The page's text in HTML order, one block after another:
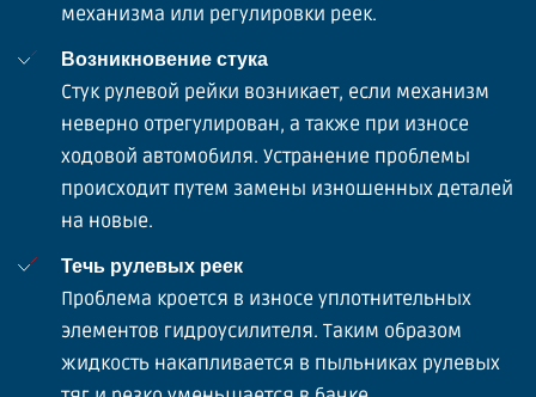
механизма или регулировки реек.
Возникновение стука
Стук рулевой рейки возникает, если механизм
неверно отрегулирован, а также при износе
ходовой автомобиля. Устранение проблемы
происходит путем замены изношенных деталей
на новые.
Течь рулевых реек
Проблема кроется в износе уплотнительных
элементов гидроусилителя. Таким образом
жидкость накапливается в пыльниках рулевых